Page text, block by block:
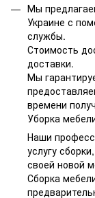
Мы
Украине с
службы.
Стоимость
доставки.
Мы
времени
Уборка
Наши
услугу
своей новой
Сборка